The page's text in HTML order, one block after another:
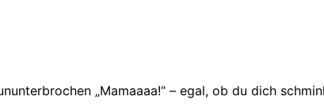
„Mamaaaa!“ – egal, ob du dich